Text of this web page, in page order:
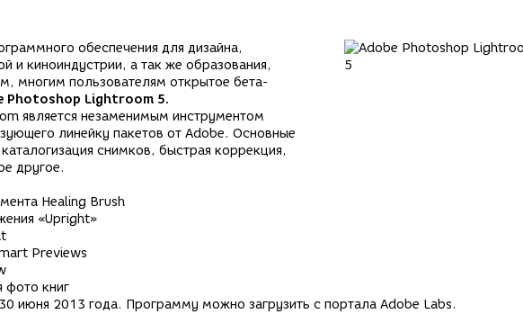
обеспечения для дизайна,
и киноиндустрии, а так же образования,
многим пользователям открытое бета-
Photoshop Lightroom 5.
является незаменимым инструментом
линейку пакетов от Adobe. Основные
снимков, быстрая коррекция,
другое.
Healing Brush
«Upright»
Previews
фото книг
июня 2013 года. Программу можно загрузить с портала Adobe Labs.